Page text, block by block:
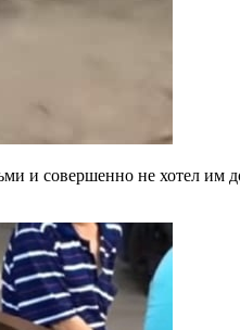
и совершенно не хотел им